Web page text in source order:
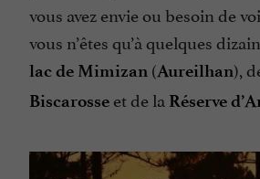
vous avez envie ou besoin de
vous n’êtes qu’à quelques
lac de Mimizan (Aureilhan),
Biscarosse et de la Réserve